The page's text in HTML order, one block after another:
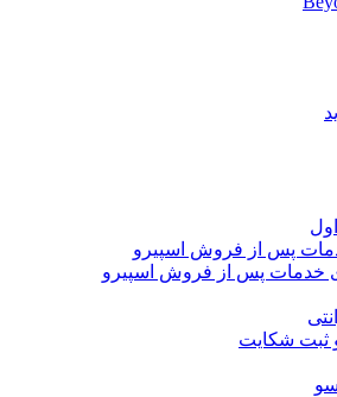
پس از فروش اسپیرو
خدمات پس از فروش اسپیرو
ثبت شکایت